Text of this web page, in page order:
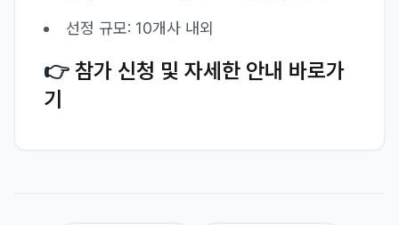
선정 규모: 10개사 내외
👉 참가 신청 및 자세한 안내 바로가
기